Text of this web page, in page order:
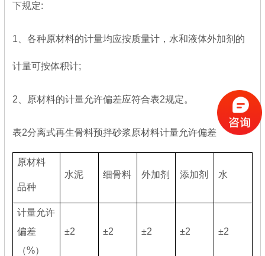
下规定:
1、各种原材料的计量均应按质量计，水和液体外加剂的
计量可按体积计;
2、原材料的计量允许偏差应符合表2规定。
表2分离式再生骨料预拌砂浆原材料计量允许偏差
原材料
品种
水泥 细骨料 外加剂 添加剂 水
计量允许
偏差
（%）
±2 ±2 ±2 ±2 ±2